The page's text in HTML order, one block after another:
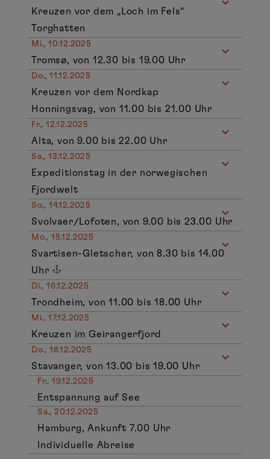
Kreuzen vor dem „Loch im Fels“
Torghatten
Mi., 10.12.2025
Tromsø, von 12.30 bis 19.00 Uhr
Do., 11.12.2025
Kreuzen vor dem Nordkap
Honningsvag, von 11.00 bis 21.00 Uhr
Fr., 12.12.2025
Alta, von 9.00 bis 22.00 Uhr
Sa., 13.12.2025
Expeditionstag in der norwegischen
Fjordwelt
So., 14.12.2025
Svolvaer/Lofoten, von 9.00 bis 23.00 Uhr
Mo., 15.12.2025
Svartisen-Gletscher, von 8.30 bis 14.00
Uhr
Di., 16.12.2025
Trondheim, von 11.00 bis 18.00 Uhr
Mi., 17.12.2025
Kreuzen im Geirangerfjord
Do., 18.12.2025
Stavanger, von 13.00 bis 19.00 Uhr
Fr., 19.12.2025
Entspannung auf See
Sa., 20.12.2025
Hamburg, Ankunft 7.00 Uhr
Individuelle Abreise